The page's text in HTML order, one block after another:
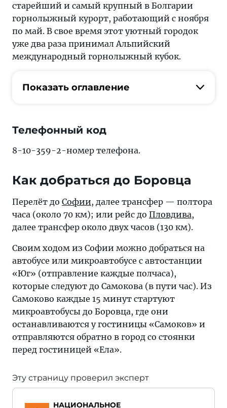
старейший и самый крупный в Болгарии
горнолыжный курорт, работающий с ноября
по май. В свое время этот уютный городок
уже два раза принимал Альпийский
международный горнолыжный кубок.
Показать оглавление
Телефонный код
8-10-359-2-номер телефона.
Как добраться до Боровца
Перелёт до Софии, далее трансфер — полтора
часа (около 70 км); или рейс до Пловдива,
далее трансфер около двух часов (130 км).
Своим ходом из Софии можно добраться на
автобусе или микроавтобусе с автостанции
«Юг» (отправление каждые полчаса),
которые следуют до Самокова (в пути час). Из
Самоково каждые 15 минут стартуют
микроавтобусы до Боровца, где они
останавливаются у гостиницы «Самоков» и
отправляются обратно в город со стоянки
перед гостиницей «Ела».
Эту страницу проверил эксперт
НАЦИОНАЛЬНОЕ